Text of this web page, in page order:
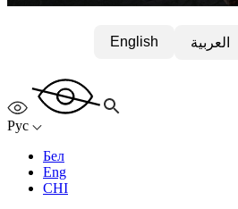
English العربية
Рус
Бел
Eng
CHI